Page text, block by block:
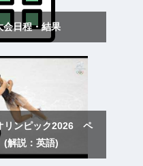
日程・結果
リンピック2026 ペ
解説：英語)